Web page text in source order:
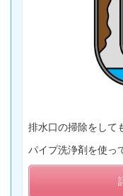
排水口の掃除をして
パイプ洗浄剤を使っ